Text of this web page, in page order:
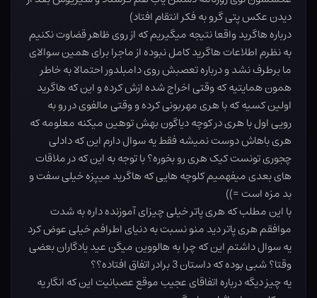
دیدن عکس پتی گرو به فکر انتقام افتاد)
درباره هاگرید واقعا نتیجه میگیریم که از روی ظاهر قضاوت نکنیم
به نظرم اطلاعات هاگرید کامل نبوده از ماجرا برای همین سوالای
ما برطرف نشد و درباره تعصبش روی دامبلدور احتمالا به خاطر
همون همایتیه که وقتی اخراج شده ازش کرده و این که هاگرید
اولین کسیه که با هری مهربونی کرده و وقتی مالفوی در رو به
رویی اول با هری در کوچه دیاگون بهش توهین میکنه معلومه که
هری باهاش دوست نمیشه فقط یه سوال دارم این که دادلی
چجوری تونست کیک هری رو بخوره؟ با توجه به این که در ملاقات
های بعدی میفهمیم کلوچه هایی که هاگرید میپزه خیلی سفت و
بد مزه است =))
با این مطلب که هری پاتر خیلی چیزای آموزنده داره به شدت
موافقم هری پاتر دید منو نسبت به دنیای اطرافم خیلی عوض کرد
یه سوال داشتم این که چرا به هالووین میگن عید یادگاران بعضی
وقتا؟ شبی بوده که داستان 3 برادر اتفاق افتاده؟؟
یه چیز دیگه درباره اتفاقای عجیب موقع عصبانیت این که انگار یه